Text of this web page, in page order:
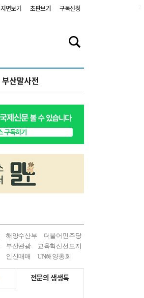
지면보기 초판보기 구독신청
부산말사전
해양수산부
더불어민주당
부산관광
교육혁신선도지
인신매매 UN해양총회
전문의 생생톡